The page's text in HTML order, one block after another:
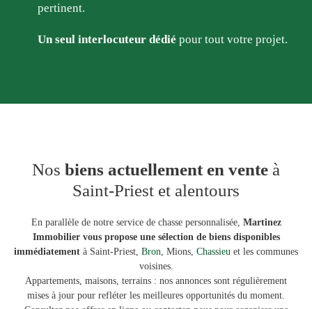
pertinent.
Un seul interlocuteur dédié pour tout votre projet.
Nos biens actuellement en vente à
Saint-Priest et alentours
En parallèle de notre service de chasse personnalisée, Martinez
Immobilier vous propose une sélection de biens disponibles
immédiatement à Saint-Priest, Bron , Mions, Chassieu et les communes
voisines.
Appartements, maisons, terrains : nos annonces sont régulièrement
mises à jour pour refléter les meilleures opportunités du moment.